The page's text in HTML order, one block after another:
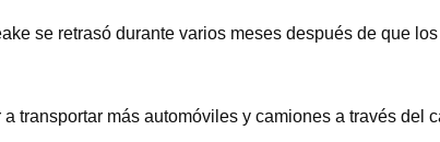
se retrasó durante varios meses después de que
más automóviles y camiones a través del